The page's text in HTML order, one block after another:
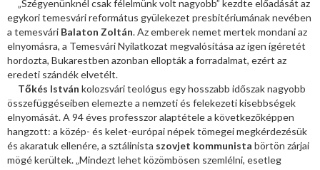
„Szégyenünknél csak félelmünk volt nagyobb” kezdte előadását az
egykori temesvári református gyülekezet presbitériumának nevében
a temesvári Balaton Zoltán. Az emberek nemet mertek mondani az
elnyomásra, a Temesvári Nyilatkozat megvalósítása az igen ígéretét
hordozta, Bukarestben azonban ellopták a forradalmat, ezért az
eredeti szándék elvetélt.
Tőkés István kolozsvári teológus egy hosszabb időszak nagyobb
összefüggéseiben elemezte a nemzeti és felekezeti kisebbségek
elnyomását. A 94 éves professzor alaptétele a következőképpen
hangzott: a közép- és kelet-európai népek tömegei megkérdezésük
és akaratuk ellenére, a sztálinista szovjet kommunista börtön zárjai
mögé kerültek. „Mindezt lehet közömbösen szemlélni, esetleg